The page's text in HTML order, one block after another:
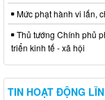
Mức phạt hành vi lấn,
Thủ tướng Chính phủ
triển kinh tế - xã hội
TIN HOẠT ĐỘNG